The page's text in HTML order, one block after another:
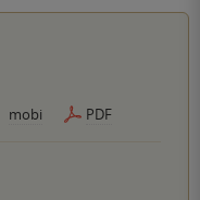
mobi PDF